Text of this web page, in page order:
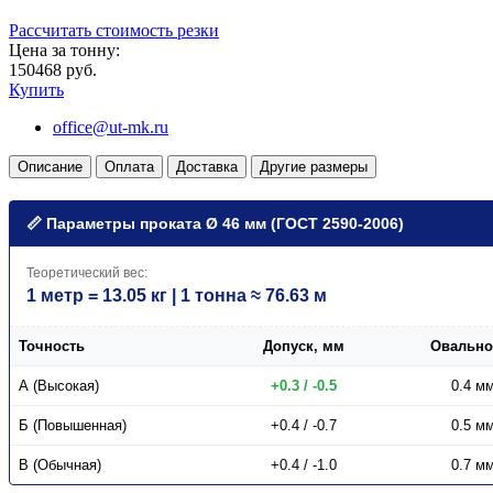
Рассчитать стоимость резки
Цена за тонну:
150468 руб.
Купить
office@ut-mk.ru
Описание Оплата Доставка Другие размеры
📏 Параметры проката Ø 46 мм (ГОСТ 2590-2006)
Теоретический вес:
1 метр = 13.05 кг | 1 тонна ≈ 76.63 м
Точность Допуск, мм
А (Высокая) +0.3 / -0.5 0.4 мм
Б (Повышенная) +0.4 / -0.7 0.5 мм
В (Обычная) +0.4 / -1.0 0.7 мм